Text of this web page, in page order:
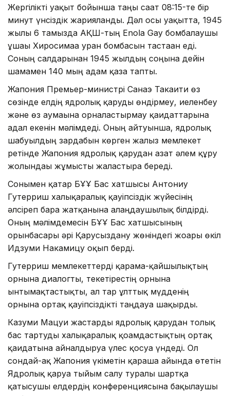
Жергілікті уақыт бойынша таңғы сағат 08:15-те бір
минут үнсіздік жарияланды. Дәл осы уақытта, 1945
жылғы 6 тамызда АҚШ-тың Enola Gay бомбалаушы
ұшағы Хиросимаға уран бомбасын тастаған еді.
Соның салдарынан 1945 жылдың соңына дейін
шамамен 140 мың адам қаза тапты.
Жапония Премьер-министрі Санаэ Такаити өз
сөзінде елдің ядролық қаруды өндірмеу, иеленбеу
және өз аумағына орналастырмау қағидаттарына
адал екенін мәлімдеді. Оның айтуынша, ядролық
шабуылдың зардабын көрген жалғыз мемлекет
ретінде Жапония ядролық қарудан азат әлем құру
жолындағы жұмысты жалғастыра береді.
Сонымен қатар БҰҰ Бас хатшысы Антониу
Гутерриш халықаралық қауіпсіздік жүйесінің
әлсіреп бара жатқанына алаңдаушылық білдірді.
Оның мәлімдемесін БҰҰ Бас хатшысының
орынбасары әрі Қарусыздану жөніндегі жоғарғы өкіл
Идзуми Накамицу оқып берді.
Гутерриш мемлекеттерді қарама-қайшылықтың
орнына диалогты, текетірестің орнына
ынтымақтастықты, ал тар ұлттық мүдденің
орнына ортақ қауіпсіздікті таңдауға шақырды.
Казуми Мацуи жастарды ядролық қарудан толық
бас тартуды халықаралық қоғамдастықтың ортақ
қағидатына айналдыруға үлес қосуға үндеді. Ол
сондай-ақ Жапония үкіметін қараша айында өтетін
Ядролық қаруға тыйым салу туралы шартқа
қатысушы елдердің конференциясына бақылаушы